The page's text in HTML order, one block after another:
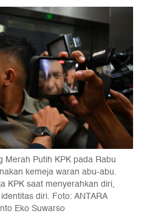
Merah Putih KPK pada Rabu
kemeja waran abu-abu.
KPK saat menyerahkan diri,
diri. Foto: ANTARA
Eko Suwarso